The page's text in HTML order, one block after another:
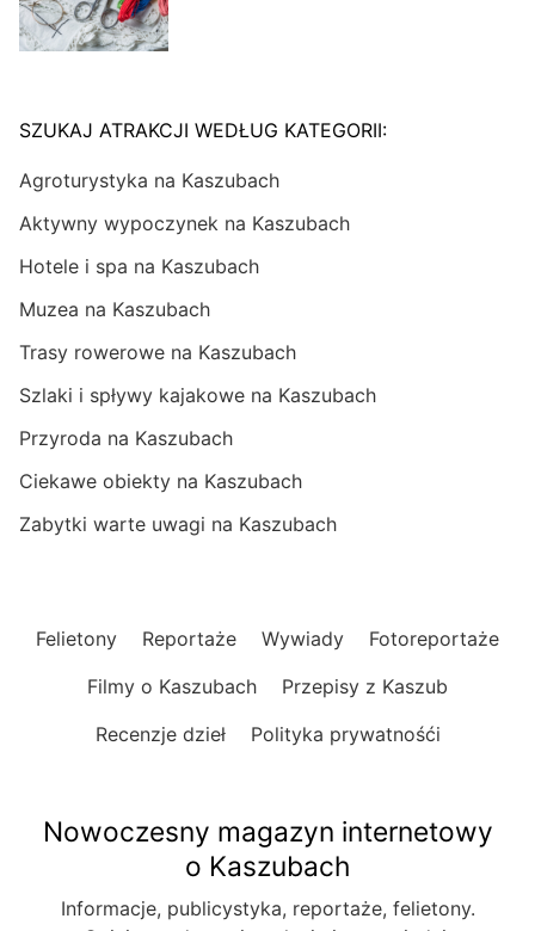
SZUKAJ ATRAKCJI WEDŁUG KATEGORII:
Agroturystyka na Kaszubach
Aktywny wypoczynek na Kaszubach
Hotele i spa na Kaszubach
Muzea na Kaszubach
Trasy rowerowe na Kaszubach
Szlaki i spływy kajakowe na Kaszubach
Przyroda na Kaszubach
Ciekawe obiekty na Kaszubach
Zabytki warte uwagi na Kaszubach
Felietony Reportaże Wywiady
Fotoreportaże
Filmy o Kaszubach
Przepisy z Kaszub
Recenzje dzieł
Polityka prywatnośći
Nowoczesny magazyn internetowy
o Kaszubach
Informacje, publicystyka, reportaże, felietony.